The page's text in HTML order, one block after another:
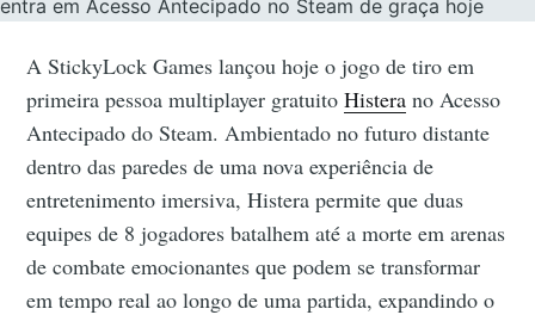
A StickyLock Games lançou hoje o jogo de tiro em
primeira pessoa multiplayer gratuitoHistera no Acesso
Antecipado do Steam. Ambientado no futuro distante
dentro das paredes de uma nova experiência de
entretenimento imersiva, Histera permite que duas
equipes de 8 jogadores batalhem até a morte em arenas
de combate emocionantes que podem se transformar
em tempo real ao longo de uma partida, expandindo o